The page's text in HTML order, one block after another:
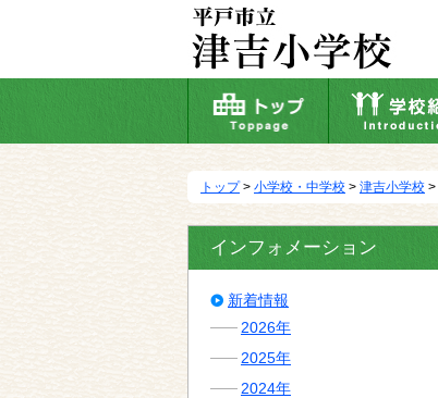
動
トップ> 小学校・中学校 > 津吉小学校 >
インフォメーション
新着情報
2026年
2025年
2024年